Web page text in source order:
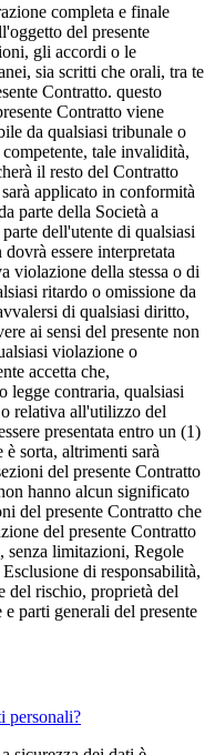
completa e finale
del presente
gli accordi o le
sia scritti che orali, tra te
Contratto. questo
Contratto viene
da qualsiasi tribunale o
tale invalidità,
il resto del Contratto
applicato in conformità
parte della Società a
dell'utente di qualsiasi
essere interpretata
violazione della stessa o di
ritardo o omissione da
di qualsiasi diritto,
ai sensi del presente non
violazione o
accetta che,
legge contraria, qualsiasi
relativa all'utilizzo del
presentata entro un (1)
sorta, altrimenti sarà
del presente Contratto
hanno alcun significato
del presente Contratto che
del presente Contratto
senza limitazioni, Regole
di responsabilità,
del rischio, proprietà del
parti generali del presente
personali?